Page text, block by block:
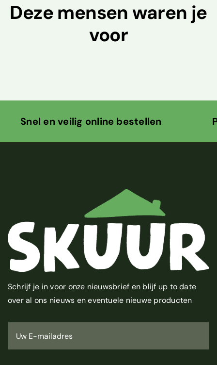
Deze mensen waren je
voor
online bestellen
Schrijf je in voor onze nieuwsbrief en blijf up to date
over al ons nieuws en eventuele nieuwe producten
U
-